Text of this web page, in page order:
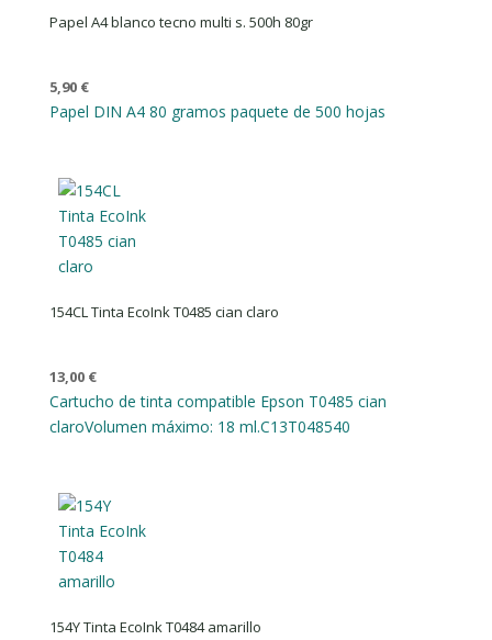
Papel A4 blanco tecno multi s. 500h 80gr
5,90 €
Papel DIN A4 80 gramos paquete de 500 hojas
154CL Tinta EcoInk T0485 cian claro
13,00 €
Cartucho de tinta compatible Epson T0485 cian
claroVolumen máximo: 18 ml.C13T048540
154Y Tinta EcoInk T0484 amarillo